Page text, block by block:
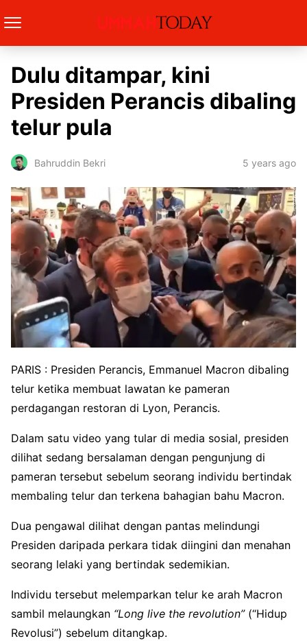
Dulu ditampar, kini
Presiden Perancis dibaling
telur pula
Bahruddin Bekri 5 years ago
PARIS : Presiden Perancis, Emmanuel Macron dibaling
telur ketika membuat lawatan ke pameran
perdagangan restoran di Lyon, Perancis.
Dalam satu video yang tular di media sosial, presiden
dilihat sedang bersalaman dengan pengunjung di
pameran tersebut sebelum seorang individu bertindak
membaling telur dan terkena bahagian bahu Macron.
Dua pengawal dilihat dengan pantas melindungi
Presiden daripada perkara tidak diingini dan menahan
seorang lelaki yang bertindak sedemikian.
Individu tersebut melemparkan telur ke arah Macron
sambil melaungkan “Long live the revolution”(“Hidup
Revolusi”) sebelum ditangkap.